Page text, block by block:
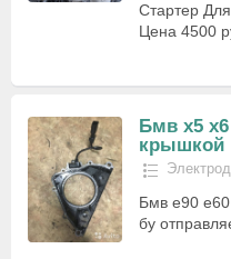
Стартер
Цена 4500
Бмв х5
крышкой
Бмв е90 е60
бу